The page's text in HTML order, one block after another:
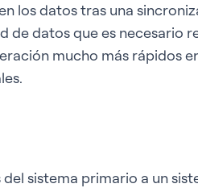
los datos tras una
de datos que es necesario
mucho más rápidos
sistema primario a un